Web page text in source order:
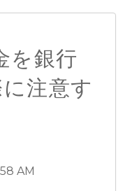
を銀行
注意す
AM